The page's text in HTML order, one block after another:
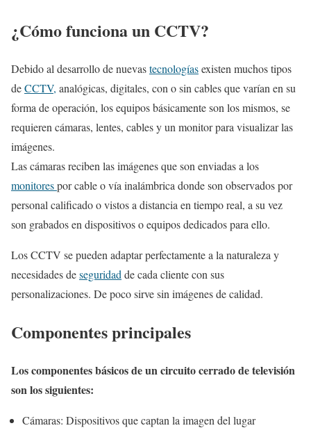
¿Cómo funciona un CCTV?
Debido al desarrollo de nuevastecnologíasexisten muchos tipos
deCCTV, analógicas, digitales, con o sin cables que varían en su
forma de operación, los equipos básicamente son los mismos, se
requieren cámaras, lentes, cables y un monitor para visualizar las
imágenes.
Las cámaras reciben las imágenes que son enviadas a los
monitorespor cable o vía inalámbrica donde son observados por
personal calificado o vistos a distancia en tiempo real, a su vez
son grabados en dispositivos o equipos dedicados para ello.
Los CCTV se pueden adaptar perfectamente a la naturaleza y
necesidades deseguridad de cada cliente con sus
personalizaciones. De poco sirve sin imágenes de calidad.
Componentes principales
Los componentes básicos de un circuito cerrado de televisión
son los siguientes:
Cámaras: Dispositivos que captan la imagen del lugar